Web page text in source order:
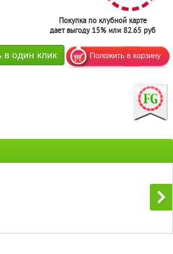
Покупка по клубной карте
дает выгоду 15% или 82.65 руб